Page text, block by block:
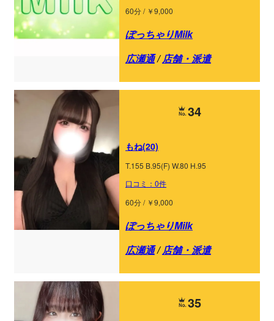
60分 / ￥9,000
ぽっちゃりMilk
広瀬通/店舗・派遣
34
もね(20)
T.155 B.95(F) W.80 H.95
口コミ：0件
60分 / ￥9,000
ぽっちゃりMilk
広瀬通/店舗・派遣
35